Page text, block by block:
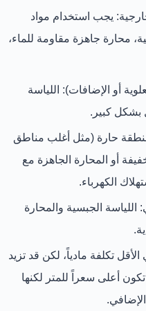
يجب استخدام مواد
محارة جاهزة مقاومة للماء،
أو الإضافات): اللياسة
بشكل كبير.
حارة (مثل أغلب مناطق
أو المحارة الجاهزة مع
الكهرباء.
اللياسة الجبسية والمحارة
الأقل تكلفة مادياً، لكن قد تزيد
أعلى سعراً للمتر لكنها